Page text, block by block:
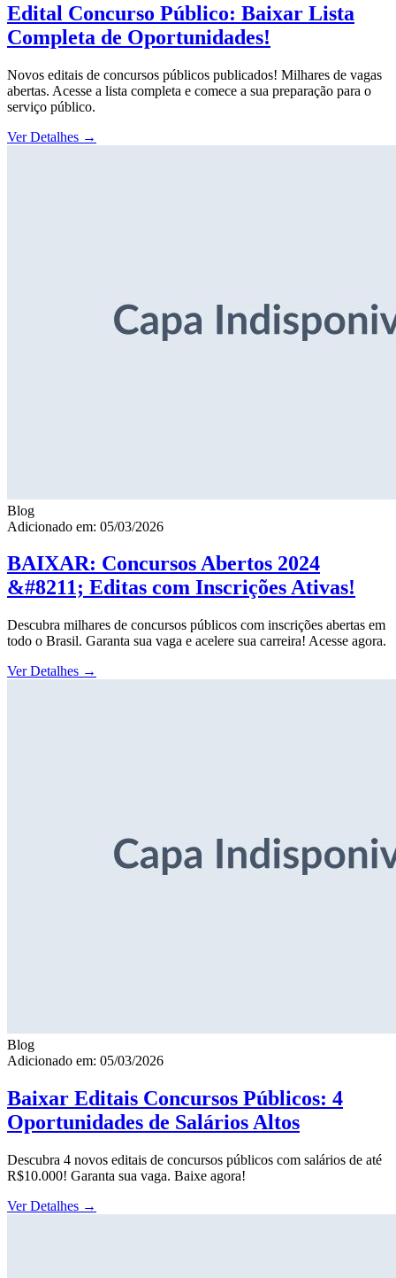
Edital Concurso Público: Baixar Lista
Completa de Oportunidades!
Novos editais de concursos públicos publicados! Milhares de vagas
abertas. Acesse a lista completa e comece a sua preparação para o
serviço público.
Ver Detalhes →
Blog
Adicionado em: 05/03/2026
BAIXAR: Concursos Abertos 2024
&#8211; Editas com Inscrições Ativas!
Descubra milhares de concursos públicos com inscrições abertas em
todo o Brasil. Garanta sua vaga e acelere sua carreira! Acesse agora.
Ver Detalhes →
Blog
Adicionado em: 05/03/2026
Baixar Editais Concursos Públicos: 4
Oportunidades de Salários Altos
Descubra 4 novos editais de concursos públicos com salários de até
R$10.000! Garanta sua vaga. Baixe agora!
Ver Detalhes →